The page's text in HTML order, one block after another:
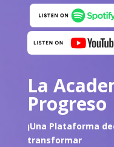
La
Progreso
¡Una Plataforma
transformar